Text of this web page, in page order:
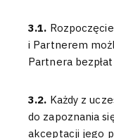
3.1.
i Partnerem
Partnera
3.2. Każdy z
do zapoznania
akceptacji jego